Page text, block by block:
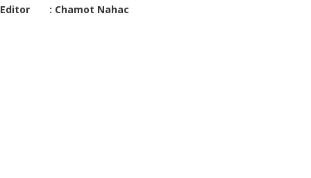
Editor : Chamot Nahac